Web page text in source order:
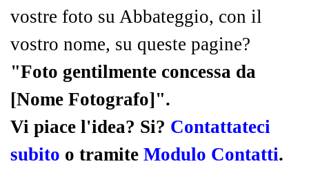
vostre foto su Abbateggio, con il
vostro nome, su queste pagine?
"Foto gentilmente concessa da
[Nome Fotografo]".
Vi piace l'idea? Si? Contattateci
subito o tramite Modulo Contatti.